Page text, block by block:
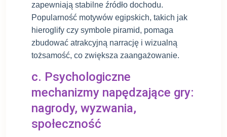
zapewniają stabilne źródło dochodu.
Popularność motywów egipskich, takich jak
hieroglify czy symbole piramid, pomaga
zbudować atrakcyjną narrację i wizualną
tożsamość, co zwiększa zaangażowanie.
c. Psychologiczne
mechanizmy napędzające gry:
nagrody, wyzwania,
społeczność